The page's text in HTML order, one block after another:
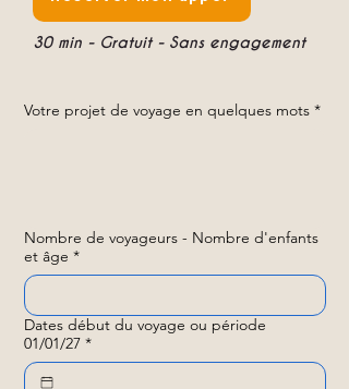
30 min - Gratuit - Sans engagement
Votre projet de voyage en quelques mots *
Nombre de voyageurs - Nombre d'enfants
et âge *
Dates début du voyage ou période
01/01/27 *